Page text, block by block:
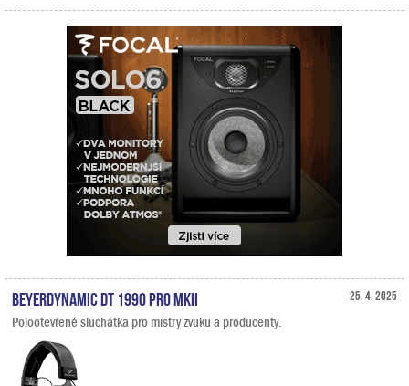
25. 4. 2025
Beyerdynamic DT 1990 PRO MKII
Polootevřené sluchátka pro mistry zvuku a producenty.